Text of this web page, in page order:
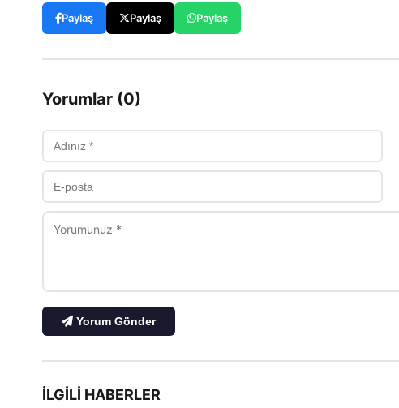
Paylaş Paylaş Paylaş
Yorumlar (0)
Yorum Gönder
İLGILI HABERLER